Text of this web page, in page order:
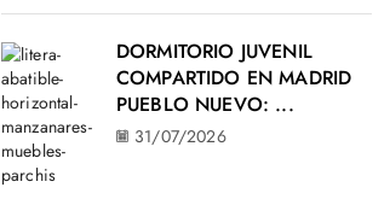
DORMITORIO JUVENIL
COMPARTIDO EN MADRID
PUEBLO NUEVO: ...
31/07/2026